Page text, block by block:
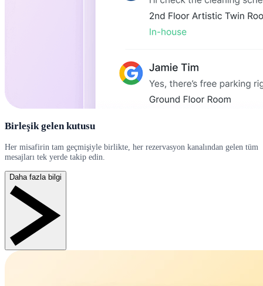
Birleşik gelen kutusu
Her misafirin tam geçmişiyle birlikte, her rezervasyon kanalından gelen tüm
mesajları tek yerde takip edin.
Daha fazla bilgi